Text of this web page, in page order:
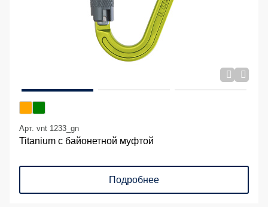
Арт. vnt 1233_gn
Titanium с байонетной муфтой
Подробнее